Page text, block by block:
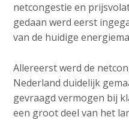
netcongestie en
gedaan werd eerst
van de huidige
Allereerst werd de
Nederland duidelijk
gevraagd vermogen bij
een groot deel van het